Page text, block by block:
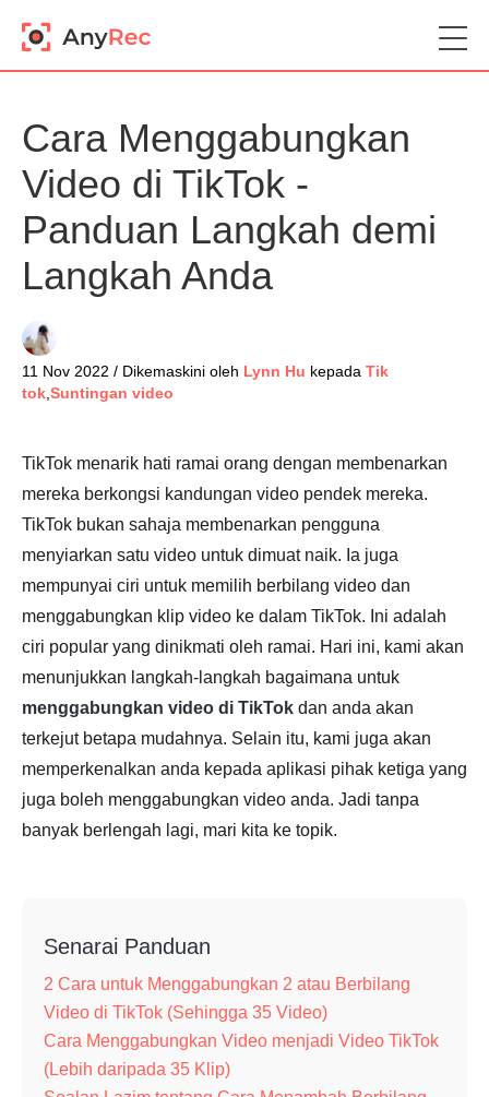
Cara Menggabungkan
Video di TikTok -
Panduan Langkah demi
Langkah Anda
11 Nov 2022 / Dikemaskini oleh Lynn Hu kepada Tik
tok Suntingan video
TikTok menarik hati ramai orang dengan membenarkan
mereka berkongsi kandungan video pendek mereka.
TikTok bukan sahaja membenarkan pengguna
menyiarkan satu video untuk dimuat naik. Ia juga
mempunyai ciri untuk memilih berbilang video dan
menggabungkan klip video ke dalam TikTok. Ini adalah
ciri popular yang dinikmati oleh ramai. Hari ini, kami akan
menunjukkan langkah-langkah bagaimana untuk
menggabungkan video di TikTok dan anda akan
terkejut betapa mudahnya. Selain itu, kami juga akan
memperkenalkan anda kepada aplikasi pihak ketiga yang
juga boleh menggabungkan video anda. Jadi tanpa
banyak berlengah lagi, mari kita ke topik.
Senarai Panduan
2 Cara untuk Menggabungkan 2 atau Berbilang
Video di TikTok (Sehingga 35 Video)
Cara Menggabungkan Video menjadi Video TikTok
(Lebih daripada 35 Klip)